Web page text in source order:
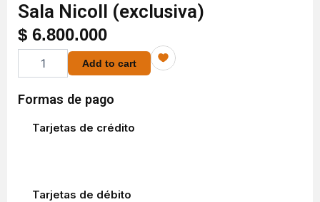
Sala Nicoll (exclusiva)
$ 6.800.000
Sala
Nicoll
(exclusiva)
quantity
Add to cart
Formas de pago
Tarjetas de crédito
Tarjetas de débito